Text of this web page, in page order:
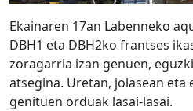
Ekainaren 17an Labenneko
DBH1 eta DBH2ko frantses
zoragarria izan genuen,
atsegina. Uretan, jolasean eta
genituen orduak lasai-lasai.